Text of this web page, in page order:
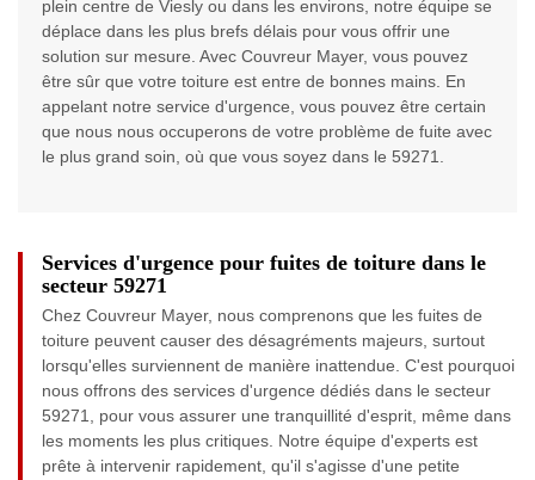
plein centre de Viesly ou dans les environs, notre équipe se
déplace dans les plus brefs délais pour vous offrir une
solution sur mesure. Avec Couvreur Mayer, vous pouvez
être sûr que votre toiture est entre de bonnes mains. En
appelant notre service d'urgence, vous pouvez être certain
que nous nous occuperons de votre problème de fuite avec
le plus grand soin, où que vous soyez dans le 59271.
Services d'urgence pour fuites de toiture dans le
secteur 59271
Chez Couvreur Mayer, nous comprenons que les fuites de
toiture peuvent causer des désagréments majeurs, surtout
lorsqu'elles surviennent de manière inattendue. C'est pourquoi
nous offrons des services d'urgence dédiés dans le secteur
59271, pour vous assurer une tranquillité d'esprit, même dans
les moments les plus critiques. Notre équipe d'experts est
prête à intervenir rapidement, qu'il s'agisse d'une petite